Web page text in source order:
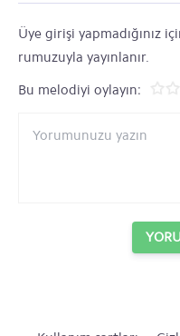
Üye girişi yapmadığınız
rumuzuyla yayınlanır.
Bu melodiyi oylayın: